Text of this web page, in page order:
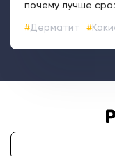
почему лучше
Дерматит